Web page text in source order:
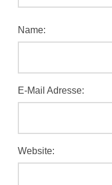
Name:
E-Mail Adresse:
Website: